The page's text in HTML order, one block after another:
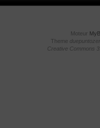
Moteur
Theme
Creative Commons